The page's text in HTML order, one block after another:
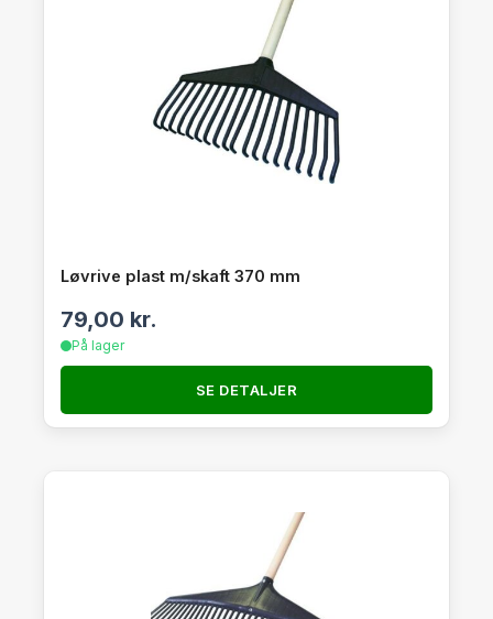
Løvrive plast m/skaft 370 mm
79,00 kr.
På lager
SE DETALJER